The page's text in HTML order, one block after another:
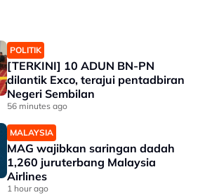
POLITIK
[TERKINI] 10 ADUN BN-PN
dilantik Exco, terajui pentadbiran
Negeri Sembilan
56 minutes ago
MALAYSIA
MAG wajibkan saringan dadah
1,260 juruterbang Malaysia
Airlines
1 hour ago